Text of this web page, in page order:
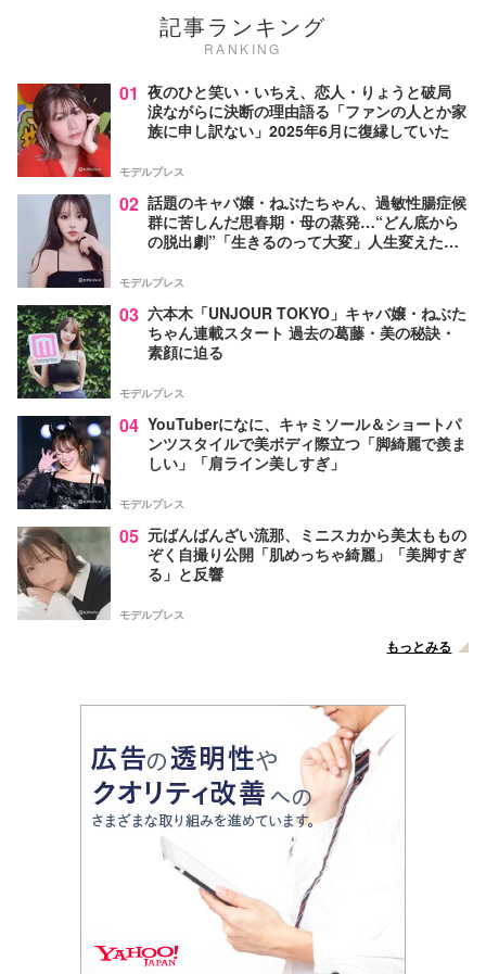
記事ランキング
RANKING
01 夜のひと笑い・いちえ、恋人・りょうと破局
涙ながらに決断の理由語る「ファンの人とか家
族に申し訳ない」2025年6月に復縁していた
モデルプレス
02 話題のキャバ嬢・ねぶたちゃん、過敏性腸症候
群に苦しんだ思春期・母の蒸発…“どん底から
の脱出劇”「生きるのって大変」人生変えた言
モデルプレス
03 六本木「UNJOUR TOKYO」キャバ嬢・ねぶた
ちゃん連載スタート 過去の葛藤・美の秘訣・
素顔に迫る
モデルプレス
04 YouTuberになに、キャミソール＆ショートパ
ンツスタイルで美ボディ際立つ「脚綺麗で羨ま
しい」「肩ライン美しすぎ」
モデルプレス
05 元ばんばんざい流那、ミニスカから美太ももの
ぞく自撮り公開「肌めっちゃ綺麗」「美脚すぎ
る」と反響
モデルプレス
もっとみる